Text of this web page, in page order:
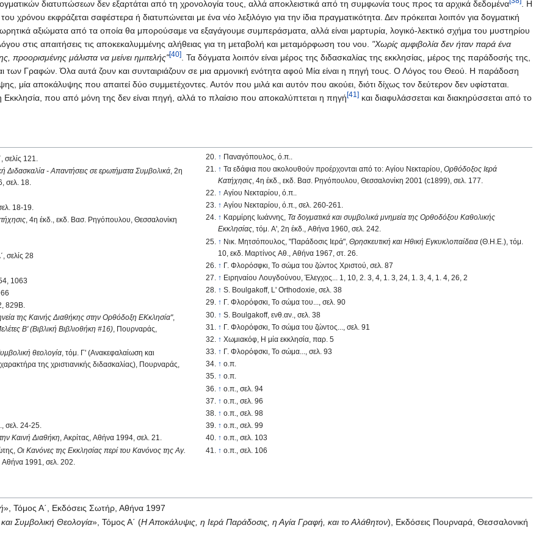
διατυπώσεων δεν εξαρτάται από τη χρονολογία τους, αλλά αποκλειστικά από τη συμφωνία τους προς τα αρχικά δεδομένα
. Η
χρόνου εκφράζεται σαφέστερα ή διατυπώνεται με ένα νέο λεξιλόγιο για την ίδια πραγματικότητα. Δεν πρόκειται λοιπόν για δογματική
αξιώματα από τα οποία θα μπορούσαμε να εξαγάγουμε συμπεράσματα, αλλά είναι μαρτυρία, λογικό-λεκτικό σχήμα του μυστηρίου
στις απαιτήσεις τις αποκεκαλυμμένης αλήθειας για τη μεταβολή και μεταμόρφωση του νου. "Χωρίς αμφιβολία δεν ήταν παρά ένα
προορισμένης μάλιστα να μείνει ημιτελής"[40]. Τα δόγματα λοιπόν είναι μέρος της διδασκαλίας της εκκλησίας, μέρος της παράδοσής της,
των Γραφών. Όλα αυτά ζουν και συνταιριάζουν σε μια αρμονική ενότητα αφού Μία είναι η πηγή τους. Ο Λόγος του Θεού. Η παράδοση
μία αποκάλυψης που απαιτεί δύο συμμετέχοντες. Αυτόν που μιλά και αυτόν που ακούει, διότι δίχως τον δεύτερον δεν υφίσταται.
Εκκλησία, που από μόνη της δεν είναι πηγή, αλλά το πλαίσιο που αποκαλύπτεται η πηγή[41] και διαφυλάσσεται και διακηρύσσεται από το
σελίς 121.
Διδασκαλία - Απαντήσεις σε ερωτήματα Συμβολικά, 2η
σελ. 18.
18-19.
, 4η έκδ., εκδ. Βασ. Ρηγόπουλου, Θεσσαλονίκη
σελίς 28
1063
829Β.
της Καινής Διαθήκης στην Ορθόδοξη ΕΚκλησία",
Β' (Βιβλική Βιβλιοθήκη #16), Πουρναράς,
θεολογία, τόμ. Γ' (Ανακεφαλαίωση και
της χριστιανικής διδασκαλίας), Πουρναράς,
σελ. 24-25.
Καινή Διαθήκη, Ακρίτας, Αθήνα 1994, σελ. 21.
Οι Kανόνες της Eκκλησίας περί του Kανόνος της Αγ.
Αθήνα 1991, σελ. 202.
↑ Παναγόπουλος, ό.π..
↑ Τα εδάφια που ακολουθούν προέρχονται από το: Αγίου Νεκταρίου, Ορθόδοξος Ιερά
Κατήχησις, 4η έκδ., εκδ. Βασ. Ρηγόπουλου, Θεσσαλονίκη 2001 (c1899), σελ. 177.
↑ Αγίου Νεκταρίου, ό.π..
↑ Αγίου Νεκταρίου, ό.π., σελ. 260-261.
↑ Καρμίρης Ιωάννης, Τα δογματικά και συμβολικά μνημεία της Ορθοδόξου Καθολικής
Εκκλησίας, τόμ. Α', 2η έκδ., Αθήνα 1960, σελ. 242.
↑ Νικ. Μητσόπουλος, "Παράδοσις Ιερά", Θρησκευτική και Ηθική Εγκυκλοπαίδεια(Θ.Η.Ε.), τόμ.
10, εκδ. Μαρτίνος Αθ., Αθήνα 1967, στ. 26.
↑ Γ. Φλορόσφκι, Το σώμα του ζώντος Χριστού, σελ. 87
↑ Ειρηναίου Λουγδούνου, Έλεγχος... 1, 10, 2. 3, 4, 1. 3, 24, 1. 3, 4, 1. 4, 26, 2
↑ S. Boulgakoff, L' Orthodoxie, σελ. 38
↑ Γ. Φλορόφσκι, Το σώμα του..., σελ. 90
↑ S. Boulgakoff, ενθ.αν., σελ. 38
↑ Γ. Φλορόφσκι, Το σώμα του ζώντος..., σελ. 91
↑ Χωμιακόφ, Η μία εκκλησία, παρ. 5
↑ Γ. Φλορόφσκι, Το σώμα..., σελ. 93
↑ ο.π.
↑ ο.π.
↑ ο.π., σελ. 94
↑ ο.π., σελ. 96
↑ ο.π., σελ. 98
↑ ο.π., σελ. 99
↑ ο.π., σελ. 103
↑ ο.π., σελ. 106
», Τόμος Α΄, Εκδόσεις Σωτήρ, Αθήνα 1997
Συμβολική Θεολογία», Τόμος Α΄ (Η Αποκάλυψις, η Ιερά Παράδοσις, η Αγία Γραφή, και το Αλάθητον), Εκδόσεις Πουρναρά, Θεσσαλονική